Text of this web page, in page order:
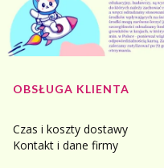
Linki w stopce
OBSŁUGA KLIENTA
Czas i koszty dostawy
Kontakt i dane firmy